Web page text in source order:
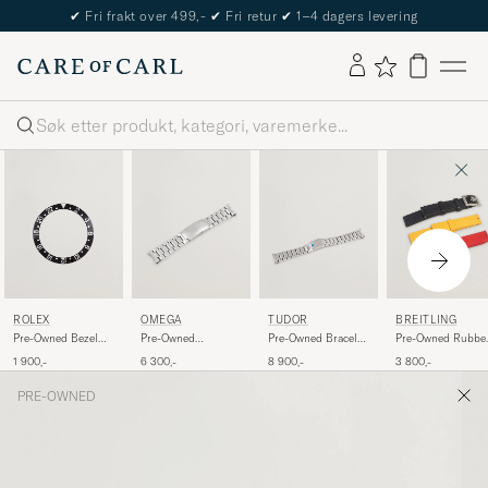
✔ Fri frakt over 499,- ✔ Fri retur ✔ 1–4 dagers levering
Søk
ROLEX
Pre-Owned Bezel
1 900,-
OMEGA
Pre-Owned
6 300,-
TUDOR
Pre-Owned Bracelet
8 900,-
BREITLING
Pre-Owned
3 800,-
PRE-OWNED